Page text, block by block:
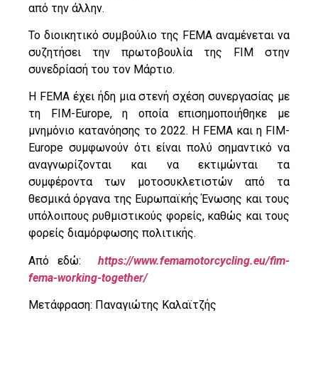
από την άλλην.
Το διοικητικό συμβούλιο της FEMA αναμένεται να
συζητήσει την πρωτοβουλία της FIM στην
συνεδρίασή του τον Μάρτιο.
Η FEMA έχει ήδη μια στενή σχέση συνεργασίας με
τη FIM-Europe, η οποία επισημοποιήθηκε με
μνημόνιο κατανόησης το 2022. Η FEMA και η FIM-
Europe συμφωνούν ότι είναι πολύ σημαντικό να
αναγνωρίζονται και να εκτιμώνται τα
συμφέροντα των μοτοσυκλετιστών από τα
θεσμικά όργανα της Ευρωπαϊκής Ένωσης και τους
υπόλοιπους ρυθμιστικούς φορείς, καθώς και τους
φορείς διαμόρφωσης πολιτικής.
Από εδώ: https://www.femamotorcycling.eu/fim-
fema-working-together/
Μετάφραση: Παναγιώτης Καλαϊτζής